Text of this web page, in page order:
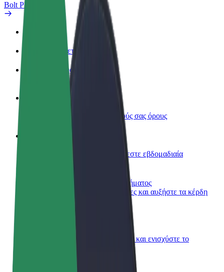
Bolt Plus
Πώς να συμμετάσχετε
Συχνές Ερωτήσεις
Κερδίστε χρήματα με τους δικούς σας όρους
Παραδώστε φαγητό και πληρώνεστε εβδομαδιαία
Προσθήκη εστιατορίου ή καταστήματος
Πλησιάστε περισσότερους πελάτες και αυξήστε τα κέρδη
Εγγραφείτε ως ιδιοκτήτης στόλου
Προσθέστε το στόλο σας στο Bolt και ενισχύστε το